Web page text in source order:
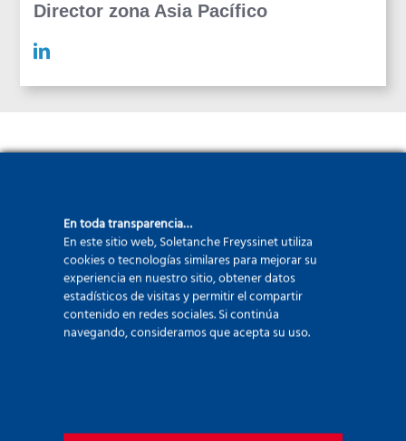
Director zona Asia Pacífico
En toda transparencia…
En este sitio web, Soletanche Freyssinet utiliza
cookies o tecnologías similares para mejorar su
experiencia en nuestro sitio, obtener datos
estadísticos de visitas y permitir el compartir
contenido en redes sociales. Si continúa
navegando, consideramos que acepta su uso.